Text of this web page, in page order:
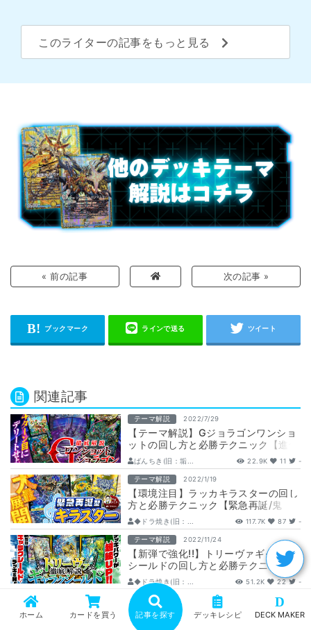
このライターの記事をもっと見る
« 前の記事 次の記事 »
関連記事
テーマ解説 2022/7/29
【テーマ解説】Gジョラゴンワンショ
ットの回し方と必勝テクニック【進化
連鎖】
ばんちき(旧：垢... 22.9K 11 -
テーマ解説 2022/1/19
【環境注目】ラッカキラスターの回し
方と必勝テクニック【緊急再誕/鬼
羅.Star】
◆ドラ焼き(旧：... 117.7K 87 -
テーマ解説 2022/11/24
【新弾で強化!!】トリーヴァギャラク
シールドの回し方と必勝テクニック
【光水自然/青白緑/ドロマー】
◆ドラ焼き(旧：... 51.2K 22 -
テーマ解説 2026/3/12
【2026年3月版】アドバンス版ゴル
ギーオージャーの回し方と必勝テクニ
ホーム カードを買う 記事を探す デッキレシピ
D
DECK MAKER